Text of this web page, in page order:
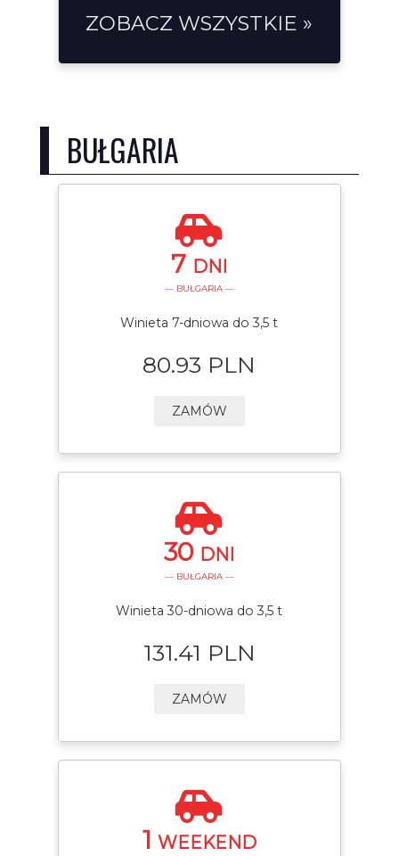
ZOBACZ WSZYSTKIE »
BUŁGARIA
7 DNI
— BUŁGARIA —
Winieta 7-dniowa do 3,5 t
80.93 PLN
ZAMÓW
30 DNI
— BUŁGARIA —
Winieta 30-dniowa do 3,5 t
131.41 PLN
ZAMÓW
1 WEEKEND